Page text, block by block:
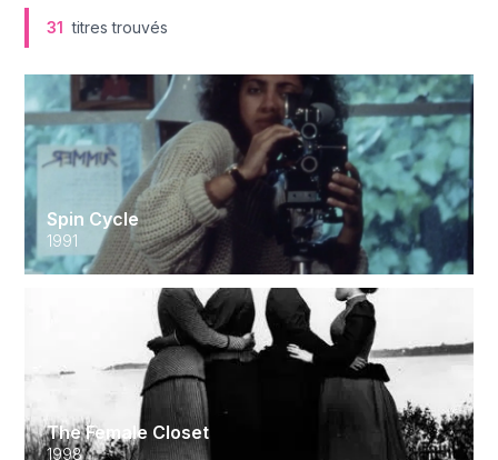
31 titres trouvés
Spin Cycle
1991
The Female Closet
1998